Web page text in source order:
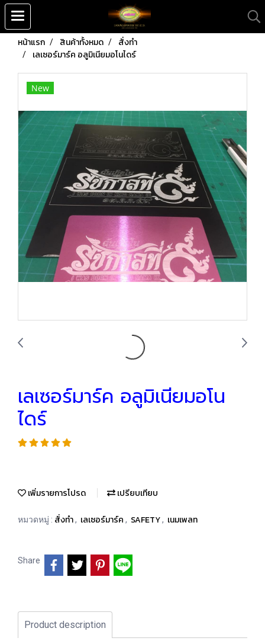
หน้าแรก สินค้าทั้งหมด
สั่งทำ
เลเซอร์มาร์ค อลูมิเนียมอโนไดร์
New
เลเซอร์มาร์ค อลูมิเนียมอโน
ไดร์
เพิ่มรายการโปรด เปรียบเทียบ
หมวดหมู่ : สั่งทำ, เลเซอร์มาร์ค , SAFETY, เนมเพลท
Share
Product description